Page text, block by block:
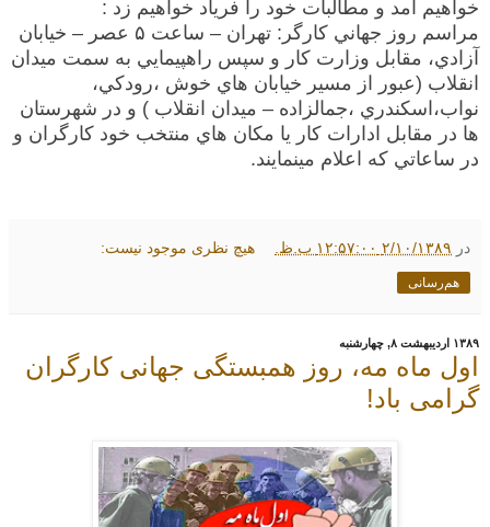
خواهيم امد و مطالبات خود را فرياد خواهيم زد :
مراسم روز جهاني كارگر: تهران – ساعت ۵ عصر – خيابان
آزادي، مقابل وزارت كار و سپس راهپيمايي به سمت ميدان
انقلاب (عبور از مسير خيابان هاي خوش ،رودكي،
نواب،اسكندري ،جمالزاده – ميدان انقلاب ) و در شهرستان
ها در مقابل ادارات كار يا مكان هاي منتخب خود كارگران و
در ساعاتي كه اعلام مينمايند.
در ۲/۱۰/۱۳۸۹ ۱۲:۵۷:۰۰ ب.ظ. هیچ نظری موجود نیست:
هم‌رسانی
۱۳۸۹ اردیبهشت ۸, چهارشنبه
اول ماه مه، روز همبستگی جهانی کارگران
گرامی باد!